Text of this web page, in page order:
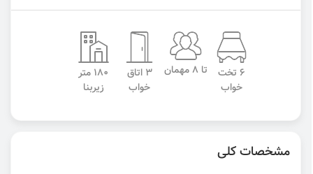
6 تخت
خواب
تا 8 مهمان
3 اتاق
خواب
180 متر
زیربنا
مشخصات کلی